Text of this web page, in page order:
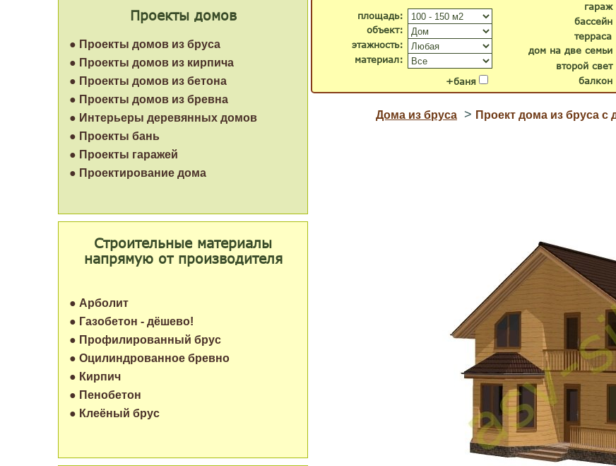
Проекты домов
● Проекты домов из бруса
● Проекты домов из кирпича
● Проекты домов из бетона
● Проекты домов из бревна
● Интерьеры деревянных домов
● Проекты бань
● Проекты гаражей
● Проектирование дома
Строительные материалы
напрямую от производителя
● Арболит
● Газобетон - дёшево!
● Профилированный брус
● Оцилиндрованное бревно
● Кирпич
● Пенобетон
● Клеёный брус
гараж
бассейн
второй свет
дом на две семьи
терраса
балкон
+баня
объект:
материал:
площадь:
этажность:
Дома из бруса > Проект дома из бруса